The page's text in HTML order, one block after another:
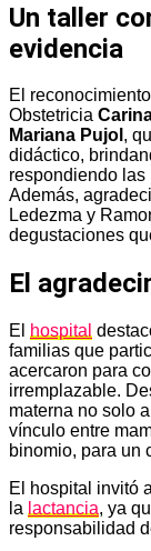
Un taller
evidencia
El
Obstetricia
Mariana Pujol ,
didáctico,
respondiendo las
Además,
Ledezma y
degustaciones
El
El hospital
familias que
acercaron para
irremplazable.
materna no solo
vínculo entre
binomio, para un
El hospital invitó
la lactancia, ya
responsabilidad